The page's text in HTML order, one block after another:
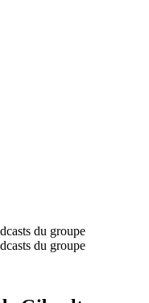
du groupe
du groupe